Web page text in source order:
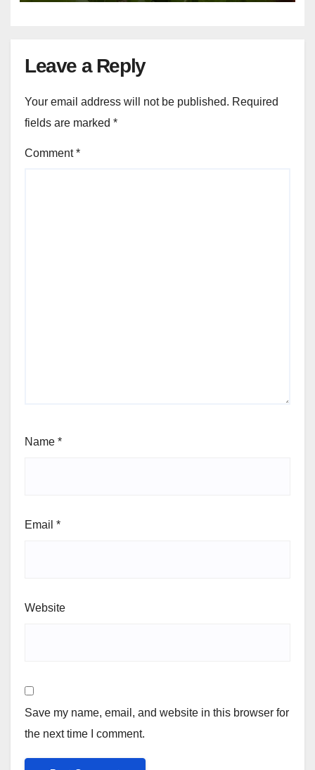
Leave a Reply
Your email address will not be published. Required
fields are marked *
Comment*
Name *
Email *
Website
Save my name, email, and website in this browser for
the next time I comment.